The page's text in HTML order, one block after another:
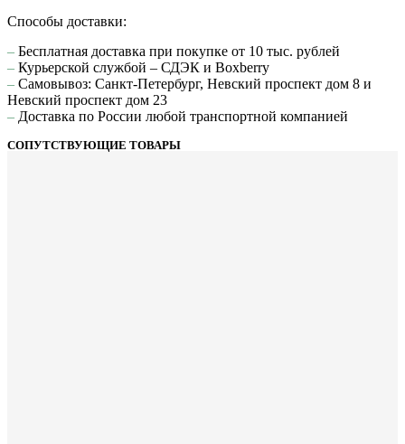
Способы доставки:
– Бесплатная доставка при покупке от 10 тыс. рублей
– Курьерской службой – СДЭК и Boxberry
– Самовывоз: Санкт-Петербург, Невский проспект дом 8 и
Невский проспект дом 23
– Доставка по России любой транспортной компанией
СОПУТСТВУЮЩИЕ ТОВАРЫ